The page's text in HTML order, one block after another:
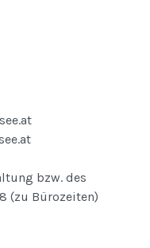
bzw. des
(zu Bürozeiten)